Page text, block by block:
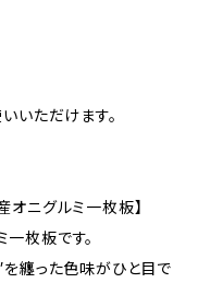
いただけます。
ニグルミ一枚板】
枚板です。
纏った色味がひと目で